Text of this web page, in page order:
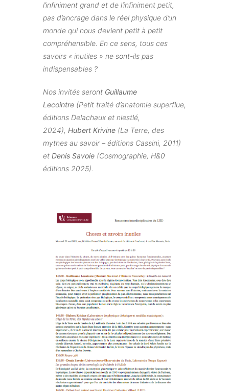
l’infiniment grand et de l’infiniment petit,
pas d’ancrage dans le réel physique d’un
monde qui nous devient petit à petit
compréhensible. En ce sens, tous ces
savoirs « inutiles » ne sont-ils pas
indispensables ?
Nos invités seront Guillaume
Lecointre (Petit traité d’anatomie superflue,
éditions Delachaux et niestlé,
2024), Hubert Krivine (La Terre, des
mythes au savoir – éditions Cassini, 2011)
et Denis Savoie (Cosmographie, H&0
éditions 2025).